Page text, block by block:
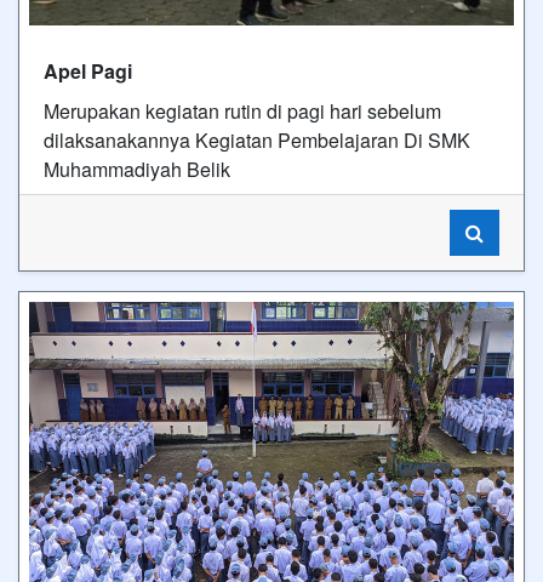
Apel Pagi
Merupakan kegiatan rutin di pagi hari sebelum
dilaksanakannya Kegiatan Pembelajaran Di SMK
Muhammadiyah Belik